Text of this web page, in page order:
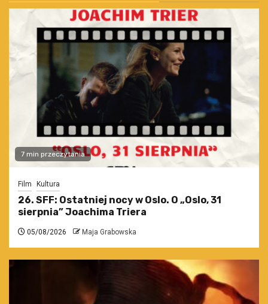
7 min przeczytania
Film Kultura
26. SFF: Ostatniej nocy w Oslo. O „Oslo, 31
sierpnia” Joachima Triera
05/08/2026 Maja Grabowska